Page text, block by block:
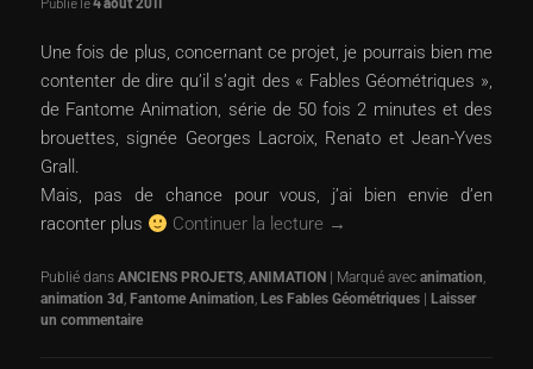
Une fois de plus, concernant ce projet, je pourrais bien me
contenter de dire qu’il s’agit des « Fables Géométriques »,
de Fantome Animation, série de 50 fois 2 minutes et des
brouettes, signée Georges Lacroix, Renato et Jean-Yves
Grall.
Mais, pas de chance pour vous, j’ai bien envie d’en
raconter plus
Continuer la lecture →
Publié dans ANCIENS PROJETS,ANIMATION Marqué avec animation,
animation 3d , Fantome Animation, Les Fables Géométriques
Laisser
un commentaire